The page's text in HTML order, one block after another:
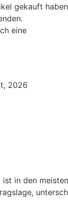
gekauft haben
eine
2026
in den